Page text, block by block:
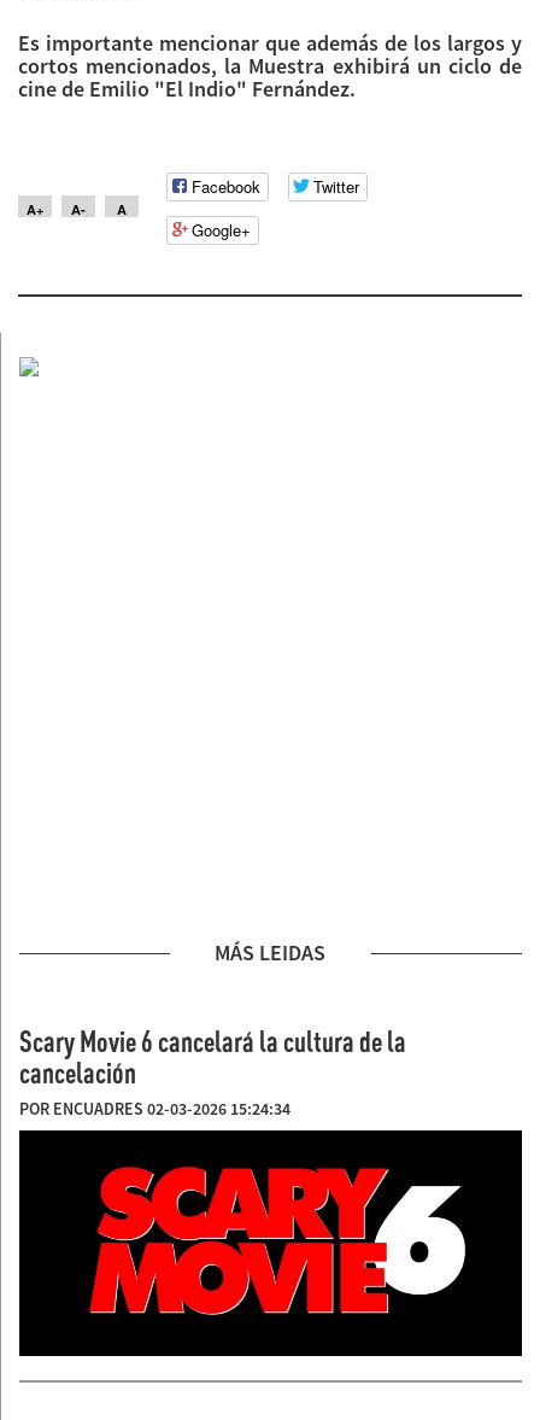
Es importante mencionar que además de los largos y
cortos mencionados, la Muestra exhibirá un ciclo de
cine de Emilio "El Indio" Fernández.
A+ A- A
Facebook
Twitter
Google+
MÁS LEIDAS
Scary Movie 6 cancelará la cultura de la
cancelación
POR ENCUADRES 02-03-2026 15:24:34